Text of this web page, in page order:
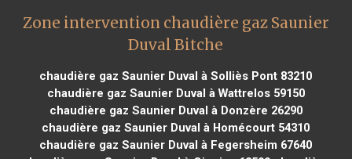
Zone intervention chaudière gaz Saunier
Duval Bitche
chaudière gaz Saunier Duval à Solliès Pont 83210
chaudière gaz Saunier Duval à Wattrelos 59150
chaudière gaz Saunier Duval à Donzère 26290
chaudière gaz Saunier Duval à Homécourt 54310
chaudière gaz Saunier Duval à Fegersheim 67640